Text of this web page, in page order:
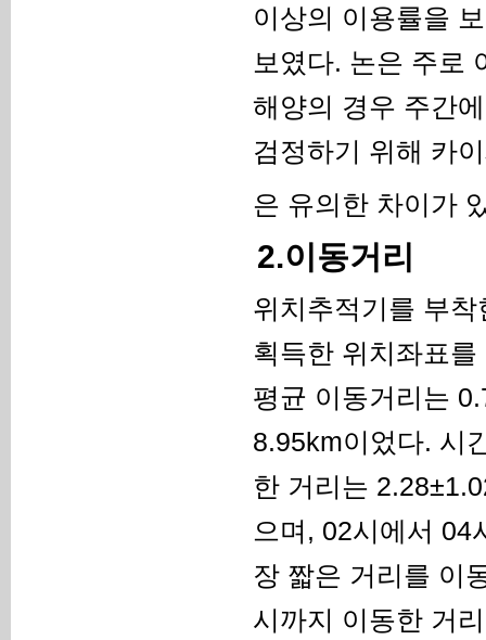
이상의 이용률을
보였다. 논은 주로
해양의 경우 주간
검정하기 위해 카
은 유의한 차이가
2.이동거리
위치추적기를 부
획득한 위치좌표
평균 이동거리는
8.95km이었다. 시
한 거리는
으며, 02시에서 04
장 짧은 거리를 이
시까지 이동한 거